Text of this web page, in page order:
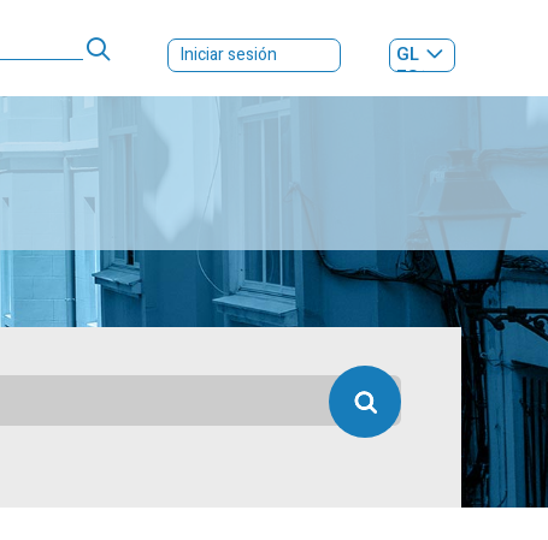
Iniciar sesión
GL
ES|